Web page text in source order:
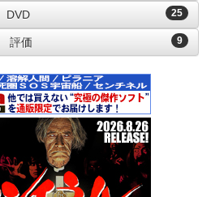
25
DVD
9
評価